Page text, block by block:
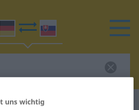
Wörterbuch
uns wichtig